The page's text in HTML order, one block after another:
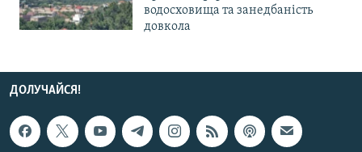
водосховища та занедбаність
довкола
ДОЛУЧАЙСЯ!